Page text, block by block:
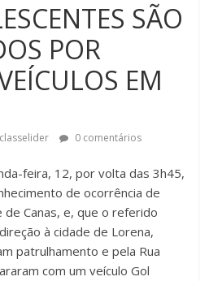
SÃO
POR
EM
classelider 0 comentários
feira, 12, por volta das 3h45,
de ocorrência de
de Canas, e, que o referido
à cidade de Lorena,
patrulhamento e pela Rua
com um veículo Gol